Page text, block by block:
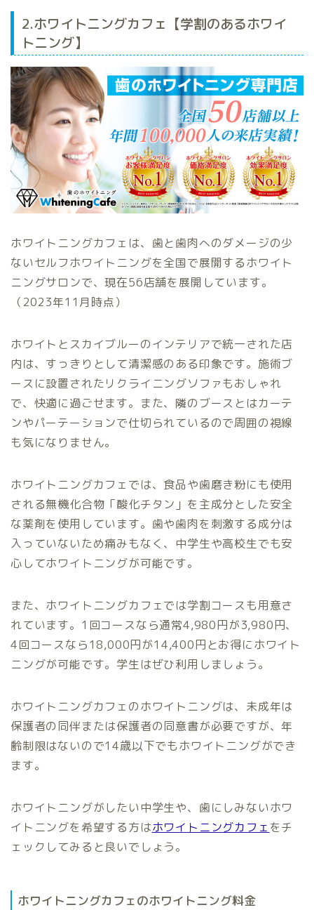
2.ホワイトニングカフェ【学割のあるホワイ
トニング】
ホワイトニングカフェは、歯と歯肉へのダメージの少
ないセルフホワイトニングを全国で展開するホワイト
ニングサロンで、現在56店舗を展開しています。
（2023年11月時点）
ホワイトとスカイブルーのインテリアで統一された店
内は、すっきりとして清潔感のある印象です。施術ブ
ースに設置されたリクライニングソファもおしゃれ
で、快適に過ごせます。また、隣のブースとはカーテ
ンやパーテーションで仕切られているので周囲の視線
も気になりません。
ホワイトニングカフェでは、食品や歯磨き粉にも使用
される無機化合物「酸化チタン」を主成分とした安全
な薬剤を使用しています。歯や歯肉を刺激する成分は
入っていないため痛みもなく、中学生や高校生でも安
心してホワイトニングが可能です。
また、ホワイトニングカフェでは学割コースも用意さ
れています。1回コースなら通常4,980円が3,980円、
4回コースなら18,000円が14,400円とお得にホワイト
ニングが可能です。学生はぜひ利用しましょう。
ホワイトニングカフェのホワイトニングは、未成年は
保護者の同伴または保護者の同意書が必要ですが、年
齢制限はないので14歳以下でもホワイトニングができ
ます。
ホワイトニングがしたい中学生や、歯にしみないホワ
イトニングを希望する方はホワイトニングカフェ をチ
ェックしてみると良いでしょう。
ホワイトニングカフェのホワイトニング料金